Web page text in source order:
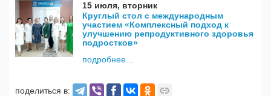
15 июля, вторник
Круглый стол с международным
участием «Комплексный подход к
улучшению репродуктивного здоровья
подростков»
подробнее...
поделиться в: